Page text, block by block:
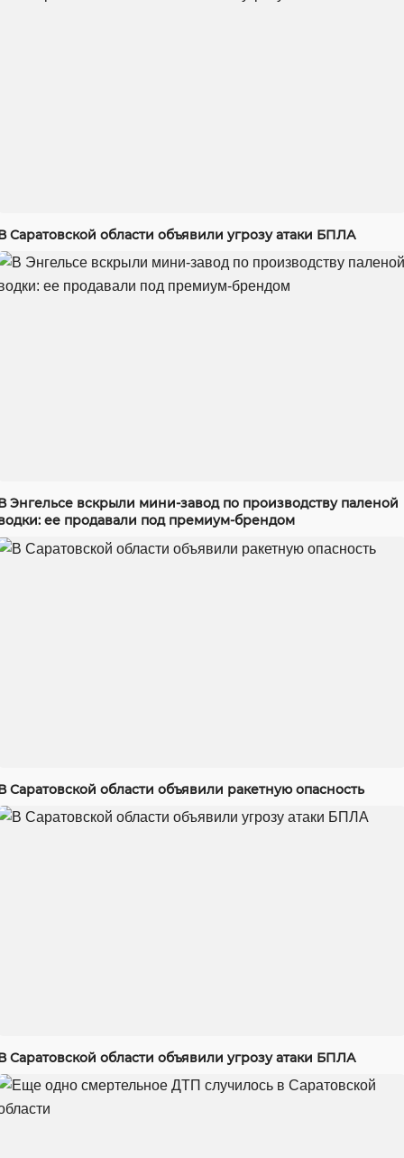
Саратовской области объявили угрозу атаки БПЛА
Энгельсе вскрыли мини-завод по производству паленой
ее продавали под премиум-брендом
Саратовской области объявили ракетную опасность
Саратовской области объявили угрозу атаки БПЛА